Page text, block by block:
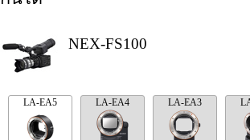
NEX-FS100
LA-EA5 LA-EA4 LA-EA3